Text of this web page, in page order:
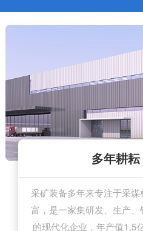
多年耕
采矿装备多年来专注于采
富，是一家集研发、生产
的现代化企业，年产值1.5
精良设备
拥有4条现代化采煤机配件
设备，设备精良；多年行
队，遵循严格的质量管理
工艺成熟
多年采煤机配件开发制造
质为生命，从原材料选择
关，质检控制精益求精，
价格优惠
厂家直接供货，减少中间
力，追求与客户的长期合
式服务，及时解决采煤机